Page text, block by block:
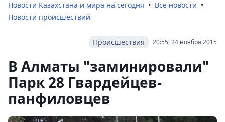
Новости Казахстана и мира на сегодня
Все новости
Новости происшествий
20:55, 24 ноября 2015
Происшествия
В Алматы "заминировали"
Парк 28 Гвардейцев-
панфиловцев